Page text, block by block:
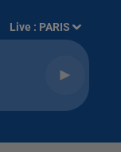
Live : PARIS